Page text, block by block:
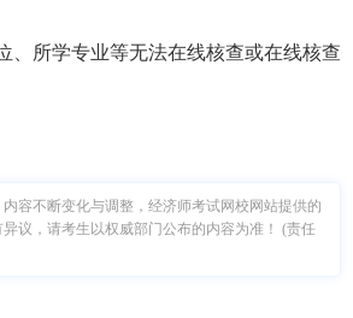
、所学专业等无法在线核查或在线核查
容不断变化与调整，经济师考试网校网站提供的
议，请考生以权威部门公布的内容为准！ (责任